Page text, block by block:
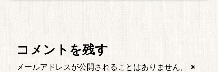
コメントを残す
メールアドレスが公開されることはありません。
※